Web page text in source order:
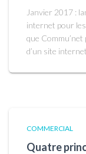
Janvier 2017 :
internet pour
que
d’un site
COMMERCIAL
Quatre